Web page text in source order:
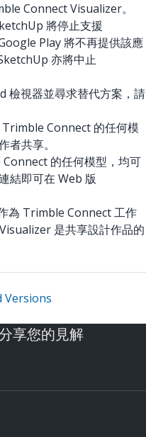
Connect Visualizer。
將停止支援
Play 將不再提供該應
亦將中止
檢視器並尋求替代方案，請
Connect 的任何模
者共享。
的任何模型，均可
結即可在 Web 版
Trimble Connect 工作
是共享設計作品的
Versions
享您的見解